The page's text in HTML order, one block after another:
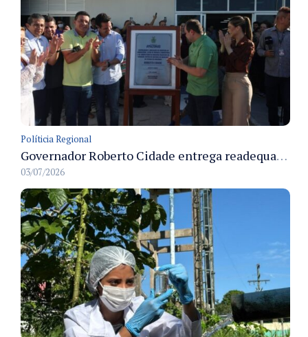
Políticia Regional
Governador Roberto Cidade entrega readequação do ambulatório da FCecon e amplia capacidade de atendimento oncológico em Manaus
03/07/2026